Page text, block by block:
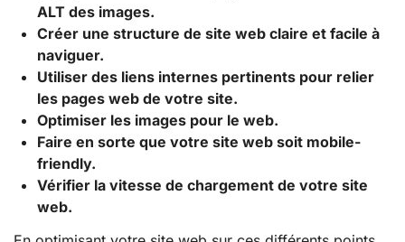
ALT des images.
Créer une structure de site web claire et facile à
naviguer.
Utiliser des liens internes pertinents pour relier
les pages web de votre site.
Optimiser les images pour le web.
Faire en sorte que votre site web soit mobile-
friendly.
Vérifier la vitesse de chargement de votre site
web.